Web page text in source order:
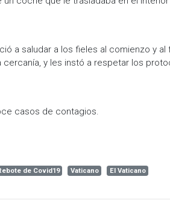
a saludar a los fieles al comienzo y al
cercanía, y les instó a respetar los
casos de contagios.
de Covid19 Vaticano
El Vaticano